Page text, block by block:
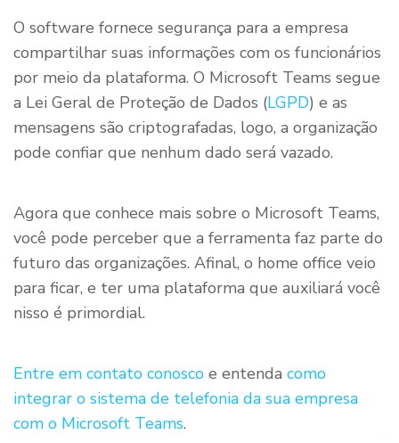
O software fornece segurança para a empresa
compartilhar suas informações com os funcionários
por meio da plataforma. O Microsoft Teams segue
a Lei Geral de Proteção de Dados (LGPD) e as
mensagens são criptografadas, logo, a organização
pode confiar que nenhum dado será vazado.
Agora que conhece mais sobre o Microsoft Teams,
você pode perceber que a ferramenta faz parte do
futuro das organizações. Afinal, o home office veio
para ficar, e ter uma plataforma que auxiliará você
nisso é primordial.
Entre em contato conosco e entenda como
integrar o sistema de telefonia da sua empresa
com o Microsoft Teams.